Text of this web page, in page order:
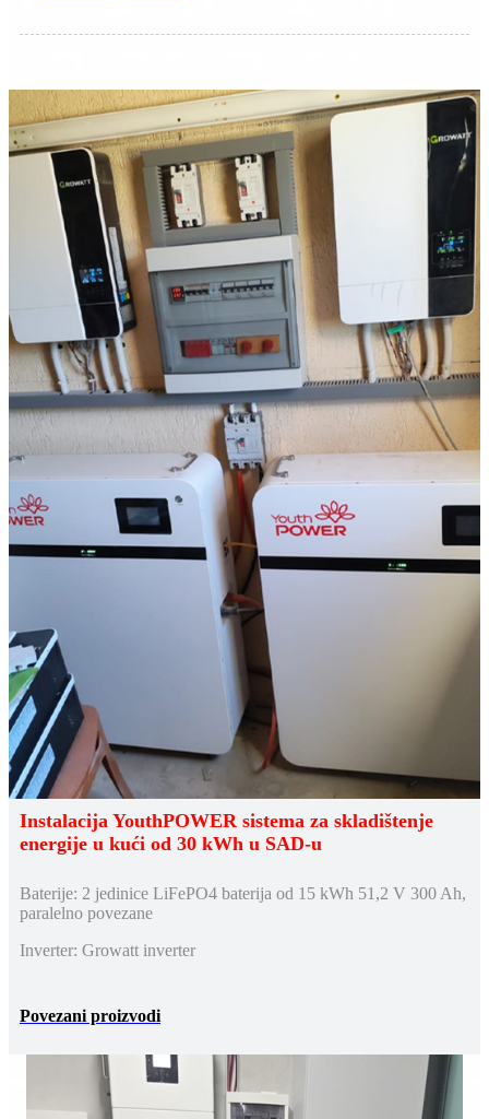
Instalacija YouthPOWER sistema za skladištenje
energije u kući od 30 kWh u SAD-u
Baterije: 2 jedinice LiFePO4 baterija od 15 kWh 51,2 V 300 Ah,
paralelno povezane
Inverter: Growatt inverter
Povezani proizvodi